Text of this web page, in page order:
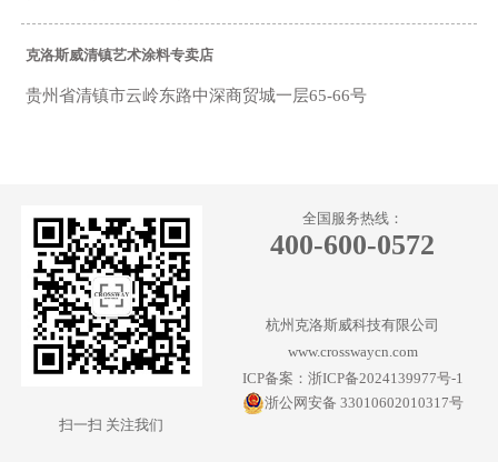
克洛斯威清镇艺术涂料专卖店
贵州省清镇市云岭东路中深商贸城一层65-66号
克洛斯威惠水艺术涂料专卖店
贵州省都匀市惠水县涟江北路58号
克洛斯威桐梓艺术涂料专卖店
贵州桐梓县南都花园建材城10号展
扫一扫 关注我们
全国服务热线：
400-600-0572
杭州克洛斯威科技有限公司
www.crosswaycn.com
ICP备案：浙ICP备2024139977号-1
浙公网安备 33010602010317号